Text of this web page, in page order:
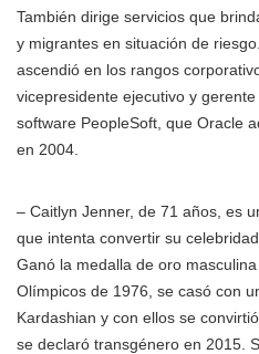
También dirige servicios que
y migrantes en situación de
ascendió en los rangos
vicepresidente ejecutivo y
software PeopleSoft, que Oracle
en 2004.
– Caitlyn Jenner, de 71 años, es
que intenta convertir su
Ganó la medalla de oro
Olímpicos de 1976, se casó con
Kardashian y con ellos se
se declaró transgénero en 2015.